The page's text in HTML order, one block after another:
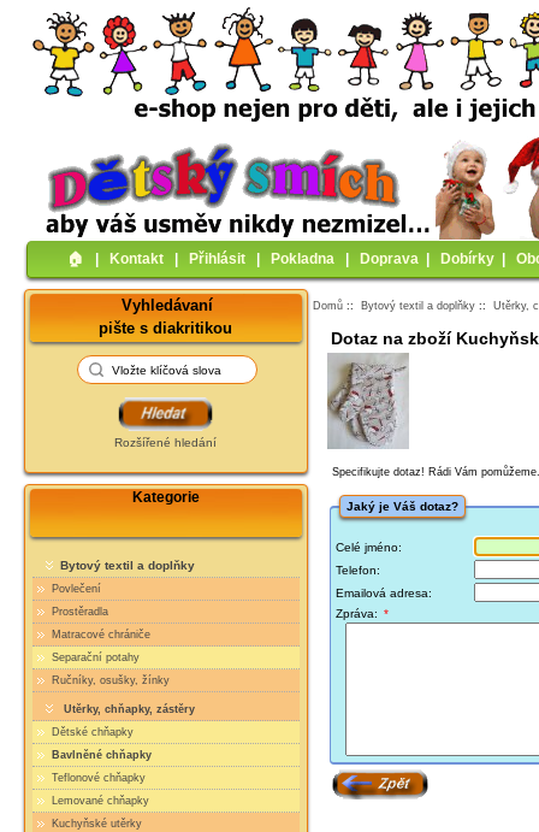
🏠︎ Kontakt Přihlásit Pokladna Doprava Dobírky
Vyhledávaní
pište s diakritikou
Rozšířené hledání
Kategorie
Bytový textil a doplňky
Povlečení
Prostěradla
Matracové chrániče
Separační potahy
Ručníky, osušky, žínky
Utěrky, chňapky, zástěry
Dětské chňapky
Bavlněné chňapky
Teflonové chňapky
Lemované chňapky
Kuchyňské utěrky
Domů :: Bytový textil a doplňky ::Utěrky,
Dotaz na zboží
Specifikujte dotaz! Rádi Vám
Jaký je Váš dotaz?
Celé jméno:
Telefon:
Emailová adresa:
Zpráva: *